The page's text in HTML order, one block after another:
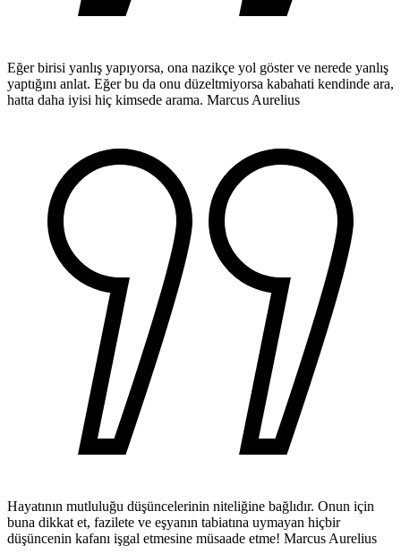
Eğer birisi yanlış yapıyorsa, ona nazikçe yol göster ve nerede yanlış
yaptığını anlat. Eğer bu da onu düzeltmiyorsa kabahati kendinde ara,
hatta daha iyisi hiç kimsede arama. Marcus Aurelius
Hayatının mutluluğu düşüncelerinin niteliğine bağlıdır. Onun için
buna dikkat et, fazilete ve eşyanın tabiatına uymayan hiçbir
düşüncenin kafanı işgal etmesine müsaade etme! Marcus Aurelius